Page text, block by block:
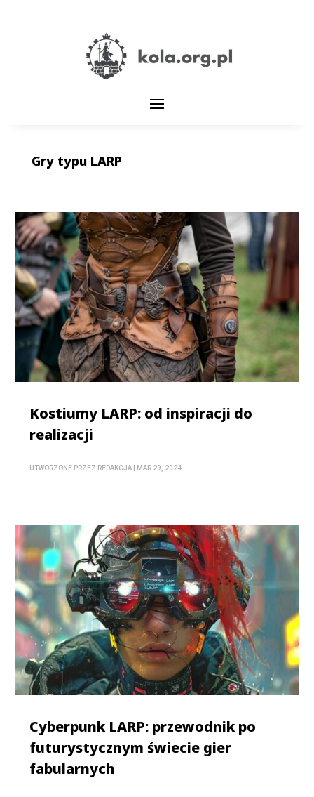
Gry typu LARP
Kostiumy LARP: od inspiracji do
realizacji
UTWORZONE PRZEZ REDAKCJA MAR 29, 2024
Cyberpunk LARP: przewodnik po
futurystycznym świecie gier
fabularnych